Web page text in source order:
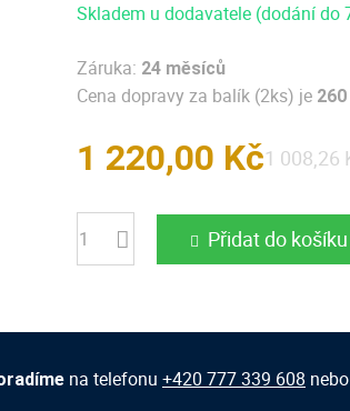
Skladem u dodavatele (dodání do
Záruka: 24 měsíců
Cena dopravy za balík (2ks) je
1 220,00 Kč1 008,26
Počet Přidat do košíku
na telefonu +420 777 339 608